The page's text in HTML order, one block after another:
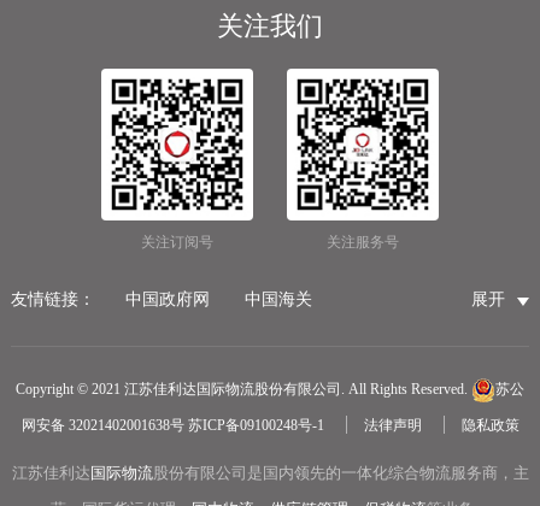
关注我们
关注订阅号 关注服务号
友情链接： 展开
中国政府网
中国海关
无锡海运代理
无锡仓储服务公司
无锡航空货运
医疗器械第三方仓储
中越物流专线
中欧铁路货运
Copyright © 2021 江苏佳利达国际物流股份有限公司. All Rights Reserved. 苏公
网安备 32021402001638号 苏ICP备09100248号-1 法律声明 隐私政策
江苏佳利达 国际物流股份有限公司是国内领先的一体化综合物流服务商，主